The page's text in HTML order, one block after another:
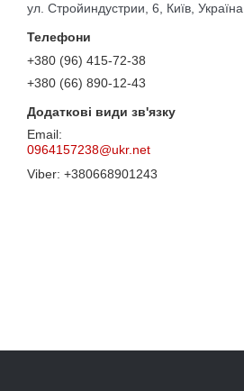
ул. Стройиндустрии, 6, Київ, Україна
+380 (96) 415-72-38
+380 (66) 890-12-43
0964157238@ukr.net
+380668901243